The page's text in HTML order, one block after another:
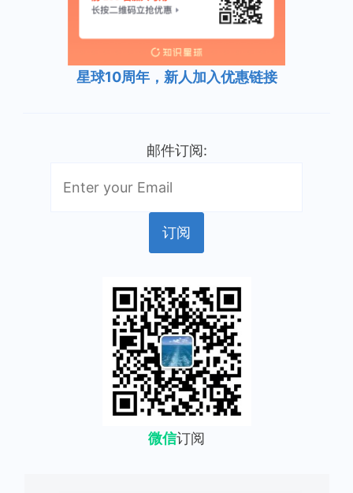
星球10周年，新人加入优惠链接
邮件订阅:
微信订阅